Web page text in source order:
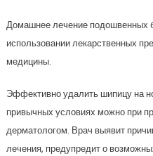
Домашнее лечение подошвенных
использовании лекарственных
медицины.
Эффективно удалить шипицу на
привычных условиях можно при
дерматологом. Врач выявит
лечения, предупредит о